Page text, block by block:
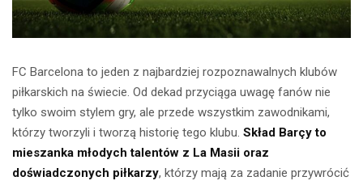
FC Barcelona to jeden z najbardziej rozpoznawalnych klubów
piłkarskich na świecie. Od dekad przyciąga uwagę fanów nie
tylko swoim stylem gry, ale przede wszystkim zawodnikami,
którzy tworzyli i tworzą historię tego klubu. Skład Barçy to
mieszanka młodych talentów z La Masii oraz
doświadczonych piłkarzy, którzy mają za zadanie przywrócić